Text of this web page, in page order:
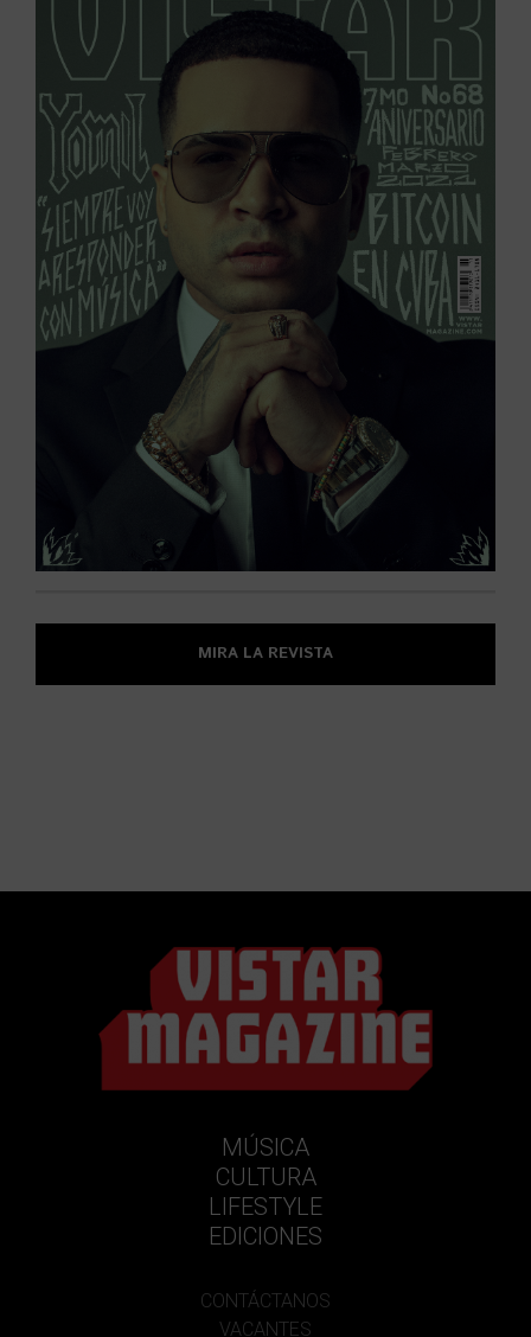
MIRA LA REVISTA
MÚSICA
CULTURA
LIFESTYLE
EDICIONES
CONTÁCTANOS
VACANTES